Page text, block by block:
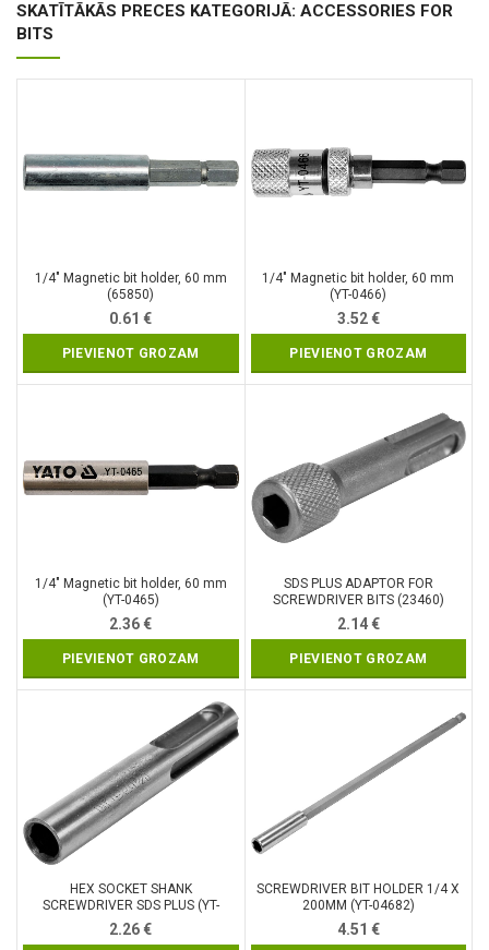
SKATĪTĀKĀS PRECES KATEGORIJĀ: ACCESSORIES FOR
BITS
1/4″ Magnetic bit holder, 60 mm
(65850)
0.61€
PIEVIENOT GROZAM
1/4″ Magnetic bit holder, 60 mm
(YT-0466)
3.52€
PIEVIENOT GROZAM
1/4″ Magnetic bit holder, 60 mm
(YT-0465)
2.36€
PIEVIENOT GROZAM
SDS PLUS ADAPTOR FOR
SCREWDRIVER BITS (23460)
2.14€
PIEVIENOT GROZAM
HEX SOCKET SHANK
SCREWDRIVER SDS PLUS (YT-
04690)
2.26€
SCREWDRIVER BIT HOLDER 1/4 X
200MM (YT-04682)
4.51 €